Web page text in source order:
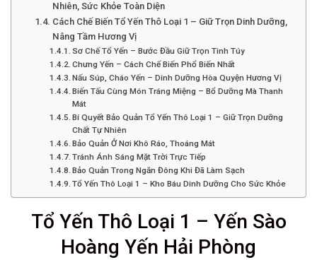
Nhiên, Sức Khỏe Toàn Diện
Cách Chế Biến Tổ Yến Thô Loại 1 – Giữ Trọn Dinh Dưỡng,
Nâng Tầm Hương Vị
Sơ Chế Tổ Yến – Bước Đầu Giữ Trọn Tinh Túy
Chưng Yến – Cách Chế Biến Phổ Biến Nhất
Nấu Súp, Cháo Yến – Dinh Dưỡng Hòa Quyện Hương Vị
Biến Tấu Cùng Món Tráng Miệng – Bổ Dưỡng Mà Thanh
Mát
Bí Quyết Bảo Quản Tổ Yến Thô Loại 1 – Giữ Trọn Dưỡng
Chất Tự Nhiên
Bảo Quản Ở Nơi Khô Ráo, Thoáng Mát
Tránh Ánh Sáng Mặt Trời Trực Tiếp
Bảo Quản Trong Ngăn Đông Khi Đã Làm Sạch
Tổ Yến Thô Loại 1 – Kho Báu Dinh Dưỡng Cho Sức Khỏe
Tổ Yến Thô Loại 1 – Yến Sào
Hoàng Yến Hải Phòng